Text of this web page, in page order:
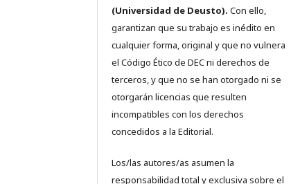
(Universidad de Deusto). Con ello,
garantizan que su trabajo es inédito en
cualquier forma, original y que no vulnera
el Código Ético de DEC ni derechos de
terceros, y que no se han otorgado ni se
otorgarán licencias que resulten
incompatibles con los derechos
concedidos a la Editorial.
Los/las autores/as asumen la
responsabilidad total y exclusiva sobre el